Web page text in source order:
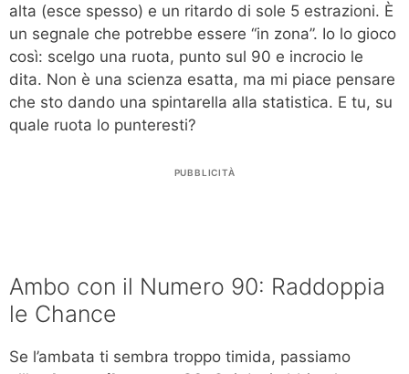
alta (esce spesso) e un ritardo di sole 5 estrazioni. È
un segnale che potrebbe essere “in zona”. Io lo gioco
così: scelgo una ruota, punto sul 90 e incrocio le
dita. Non è una scienza esatta, ma mi piace pensare
che sto dando una spintarella alla statistica. E tu, su
quale ruota lo punteresti?
PUBBLICITÀ
Ambo con il Numero 90: Raddoppia
le Chance
Se l’ambata ti sembra troppo timida, passiamo